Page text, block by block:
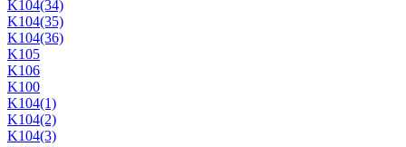
K104(34)
K104(35)
K104(36)
K105
K106
K100
K104(1)
K104(2)
K104(3)